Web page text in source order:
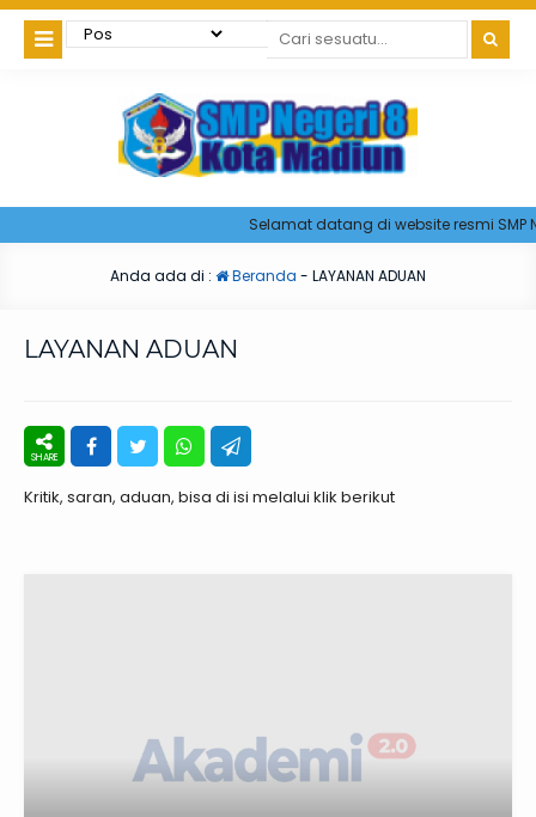
Selamat datang di website resmi SMP
Anda ada di : Beranda - LAYANAN ADUAN
LAYANAN ADUAN
Kritik, saran, aduan, bisa di isi melalui klik berikut